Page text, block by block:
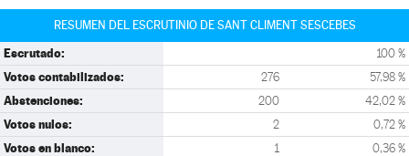
RESUMEN DEL ESCRUTINIO DE SANT CLIMENT SESCEBES
Escrutado: 100 %
Votos contabilizados: 276 57,98 %
Abstenciones: 200 42,02 %
Votos nulos: 2 0,72 %
Votos en blanco: 1 0,36 %